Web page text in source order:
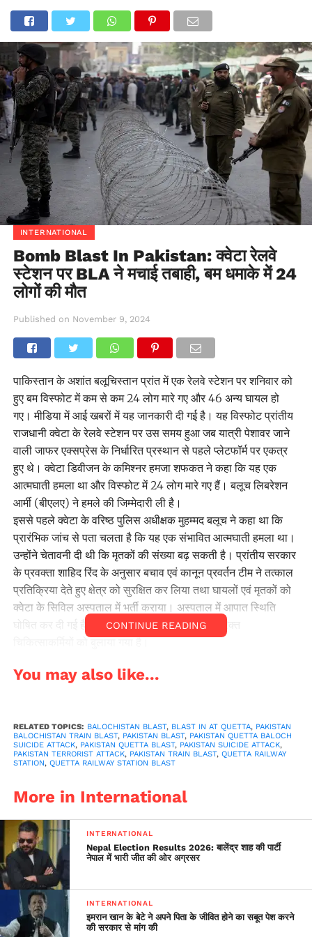
INTERNATIONAL
Bomb Blast In Pakistan: क्वेटा रेलवे
स्टेशन पर BLA ने मचाई तबाही, बम धमाके में 24
लोगों की मौत
Published on November 9, 2024
पाकिस्तान के अशांत बलूचिस्तान प्रांत में एक रेलवे स्टेशन पर शनिवार को
हुए बम विस्फोट में कम से कम 24 लोग मारे गए और 46 अन्य घायल हो
गए। मीडिया में आई खबरों में यह जानकारी दी गई है। यह विस्फोट प्रांतीय
राजधानी क्वेटा के रेलवे स्टेशन पर उस समय हुआ जब यात्री पेशावर जाने
वाली जाफर एक्सप्रेस के निर्धारित प्रस्थान से पहले प्लेटफॉर्म पर एकत्र
हुए थे। क्वेटा डिवीजन के कमिश्नर हमजा शफकत ने कहा कि यह एक
आत्मघाती हमला था और विस्फोट में 24 लोग मारे गए हैं। बलूच लिबरेशन
आर्मी (बीएलए) ने हमले की जिम्मेदारी ली है।
इससे पहले क्वेटा के वरिष्ठ पुलिस अधीक्षक मुहम्मद बलूच ने कहा था कि
प्रारंभिक जांच से पता चलता है कि यह एक संभावित आत्मघाती हमला था।
उन्होंने चेतावनी दी थी कि मृतकों की संख्या बढ़ सकती है। प्रांतीय सरकार
के प्रवक्ता शाहिद रिंद के अनुसार बचाव एवं कानून प्रवर्तन टीम ने तत्काल
प्रतिक्रिया देते हुए क्षेत्र को सुरक्षित कर लिया तथा घायलों एवं मृतकों को
क्वेटा के सिविल अस्पताल में भर्ती कराया। अस्पताल में आपात स्थिति
घोषित कर दी गई है और घायलों के उपचार के लिए अतिरिक्त
चिकित्साकर्मियों को बुलाया गया है।
है। उन्होंने कहा कि विस्फोट से प्लेटफॉर्म की छत भी क्षतिग्रस्त हो गई और
निर्दोष नागरिकों को निशाना बनाकर किया गया एक भयावह कृत्य करार दिया
तथा तत्काल जांच के आदेश दिए। उन्होंने कहा कि आतंकवादी आम
नागरिकों, मजदूरों, महिलाओं और बच्चों को अपना निशाना बना रहे हैं। बुगती
CONTINUE READING
You may also like...
RELATED TOPICS: BALOCHISTAN BLAST, BLAST IN AT QUETTA, PAKISTAN
BALOCHISTAN TRAIN BLAST, PAKISTAN BLAST, PAKISTAN QUETTA BALOCH
SUICIDE ATTACK, PAKISTAN QUETTA BLAST, PAKISTAN SUICIDE ATTACK,
PAKISTAN TERRORIST ATTACK, PAKISTAN TRAIN BLAST, QUETTA RAILWAY
STATION, QUETTA RAILWAY STATION BLAST
More in International
INTERNATIONAL
Nepal Election Results 2026: बालेंद्र शाह की पार्टी
नेपाल में भारी जीत की ओर अग्रसर
INTERNATIONAL
इमरान खान के बेटे ने अपने पिता के जीवित होने का सबूत पेश करने
की सरकार से मांग की